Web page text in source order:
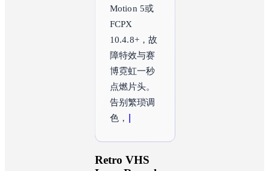
Motion 5或
FCPX
10.4.8+，故
障特效与赛
博霓虹一秒
点燃片头。
告别繁琐调
色，怀旧质
视频人必